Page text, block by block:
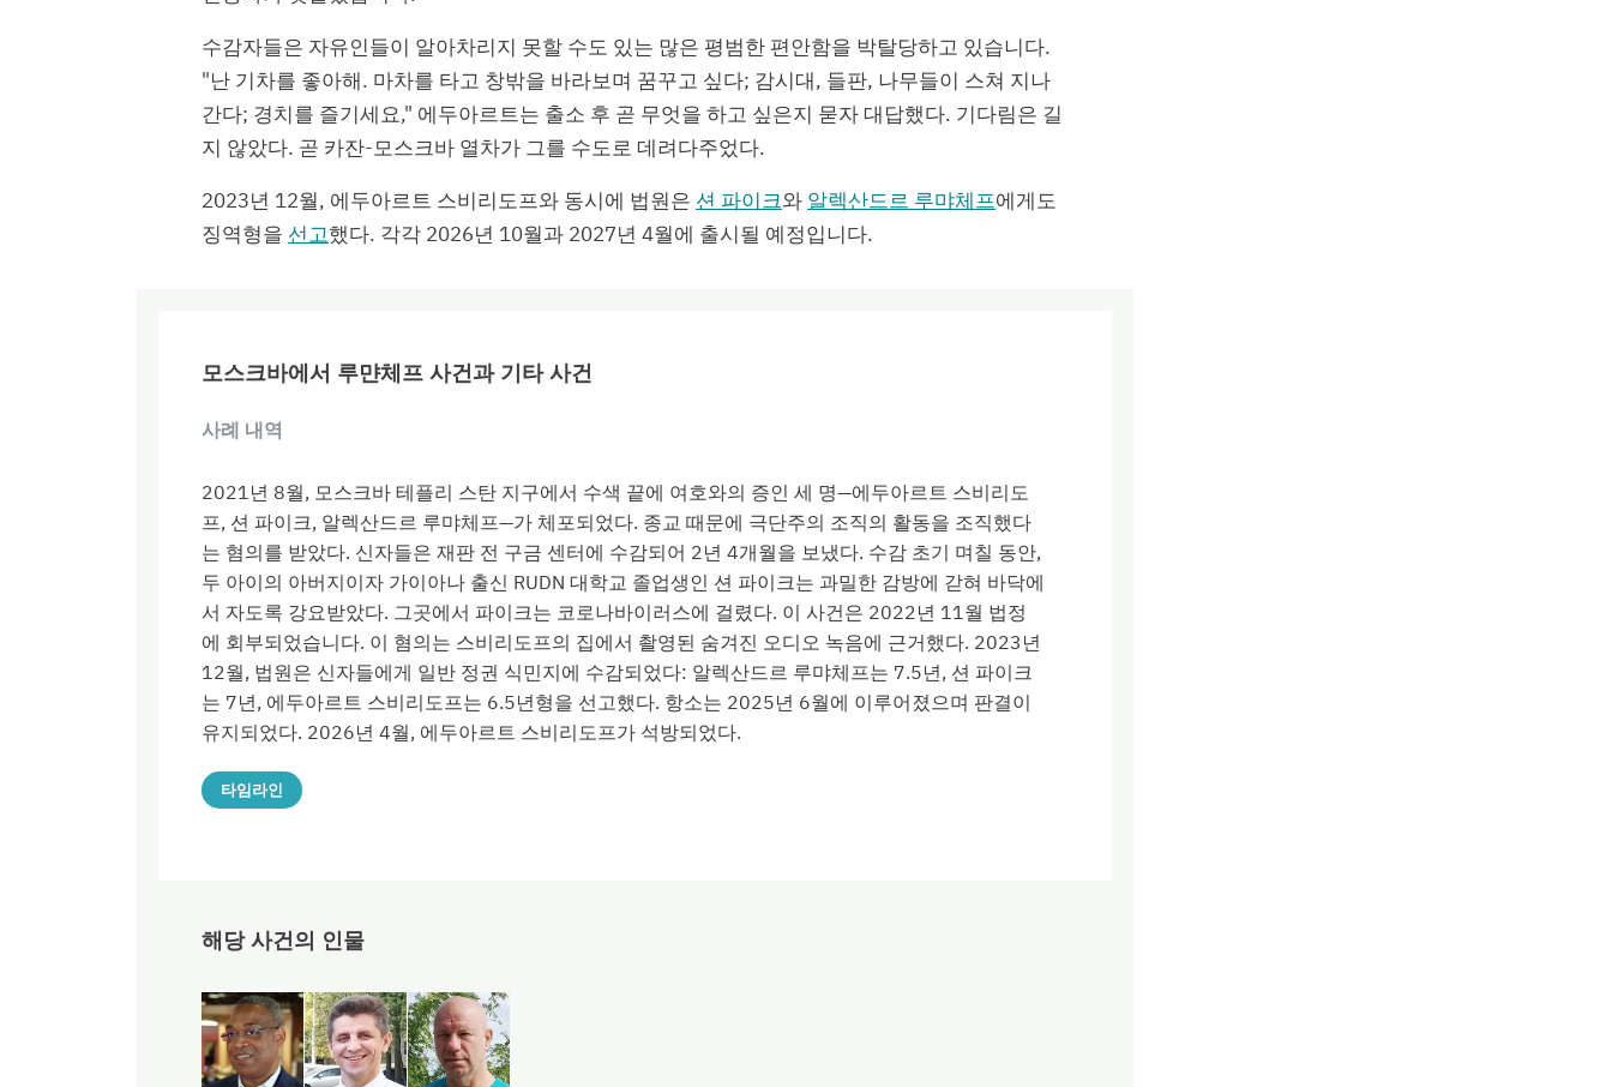
수감자들은 자유인들이 알아차리지 못할 수도 있는 많은 평범한 편안함을 박탈당하고 있습니다.
"난 기차를 좋아해. 마차를 타고 창밖을 바라보며 꿈꾸고 싶다; 감시대, 들판, 나무들이 스쳐 지나
간다; 경치를 즐기세요," 에두아르트는 출소 후 곧 무엇을 하고 싶은지 묻자 대답했다. 기다림은 길
지 않았다. 곧 카잔-모스크바 열차가 그를 수도로 데려다주었다.
2023년 12월, 에두아르트 스비리도프와 동시에 법원은 션 파이크와 알렉산드르 루먀체프에게도
징역형을 선고했다. 각각 2026년 10월과 2027년 4월에 출시될 예정입니다.
모스크바에서 루먄체프 사건과 기타 사건
사례 내역
2021년 8월, 모스크바 테플리 스탄 지구에서 수색 끝에 여호와의 증인 세 명—에두아르트 스비리도
프, 션 파이크, 알렉산드르 루먀체프—가 체포되었다. 종교 때문에 극단주의 조직의 활동을 조직했다
는 혐의를 받았다. 신자들은 재판 전 구금 센터에 수감되어 2년 4개월을 보냈다. 수감 초기 며칠 동안,
두 아이의 아버지이자 가이아나 출신 RUDN 대학교 졸업생인 션 파이크는 과밀한 감방에 갇혀 바닥에
서 자도록 강요받았다. 그곳에서 파이크는 코로나바이러스에 걸렸다. 이 사건은 2022년 11월 법정
에 회부되었습니다. 이 혐의는 스비리도프의 집에서 촬영된 숨겨진 오디오 녹음에 근거했다. 2023년
12월, 법원은 신자들에게 일반 정권 식민지에 수감되었다: 알렉산드르 루먀체프는 7.5년, 션 파이크
는 7년, 에두아르트 스비리도프는 6.5년형을 선고했다. 항소는 2025년 6월에 이루어졌으며 판결이
유지되었다. 2026년 4월, 에두아르트 스비리도프가 석방되었다.
타임라인
해당 사건의 인물